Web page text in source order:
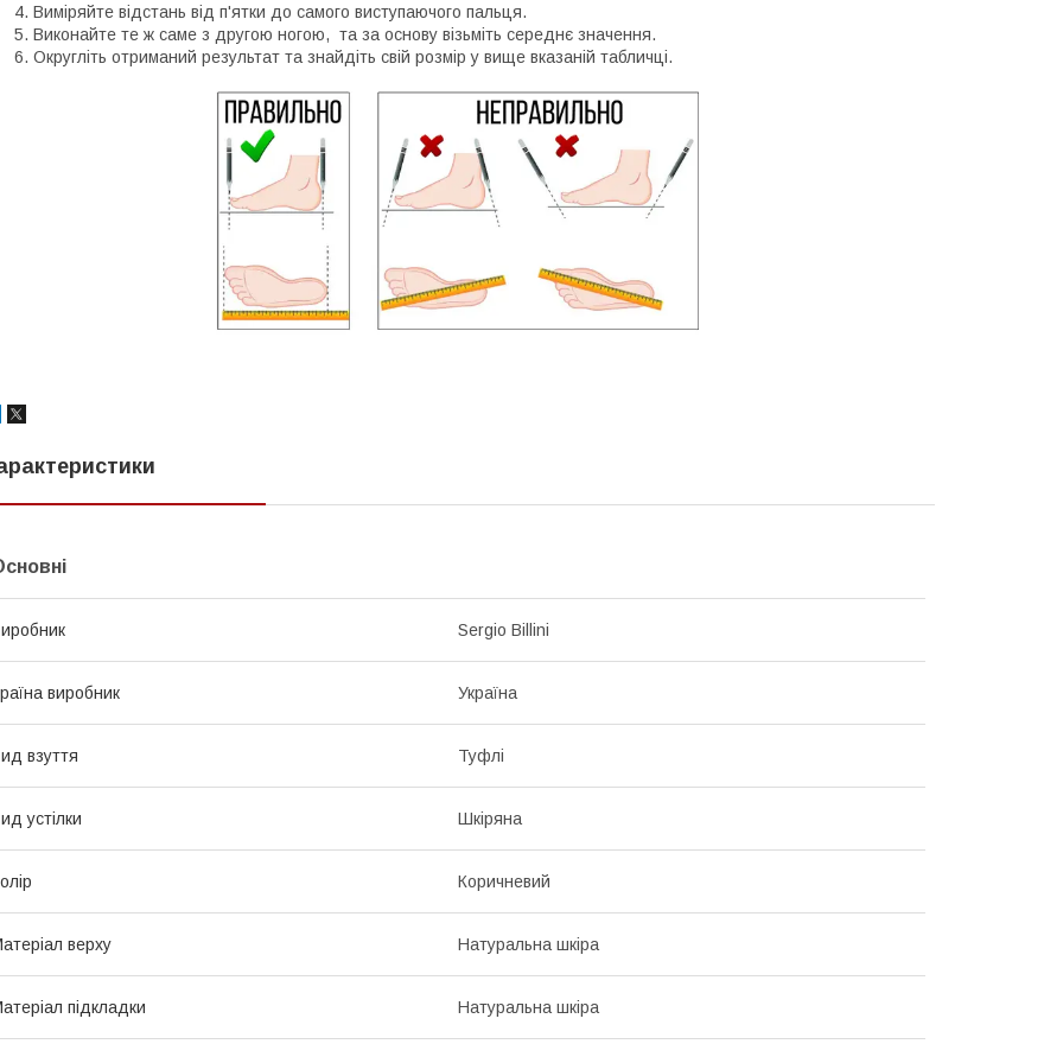
Виміряйте відстань від п'ятки до самого виступаючого пальця.
Виконайте те ж саме з другою ногою, та за основу візьміть середнє значення.
Округліть отриманий результат та знайдіть свій розмір у вище вказаній табличці.
Sergio Billini
виробник Україна
взуття Туфлі
устілки Шкіряна
Коричневий
верху Натуральна шкіра
підкладки Натуральна шкіра